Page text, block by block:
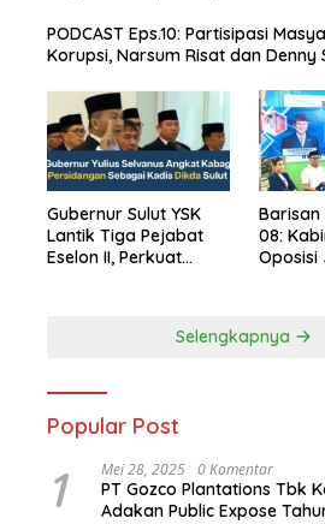
PODCAST Eps.10: Partisipasi
Korupsi, Narsum Risat dan Denny
Gubernur Sulut YSK
Lantik Tiga Pejabat
Eselon II, Perkuat
Barisan
08:
Oposisi
Selengkapnya
Popular Post
1 Mei 28, 2025 0 Komentar
PT Gozco Plantations Tbk
Adakan Public Expose